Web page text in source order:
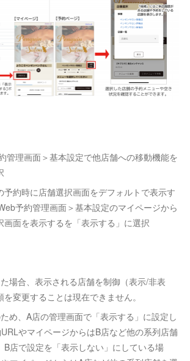
管理画面＞基本設定で他店舗への移動機能を
約時に店舗選択画面をデフォルトで表示す
予約管理画面＞基本設定のマイページから
画面を表示するを「表示する」に選択
場合、表示される店舗を制御（表示/非表
変更することは現在できません。
め、A店の管理画面で「表示する」に設定し
やマイページからはB店など他の系列店舗
B店で設定を「表示しない」にしている場